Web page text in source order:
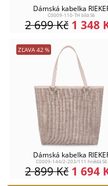
Dámská kabelka
C0009-110-TH bílá S6
1 348
2 699Kč
ZĽAVA 42%
Dámská kabelka
C0009-144/2-203/111 hnědá S6
1 694
2 899Kč